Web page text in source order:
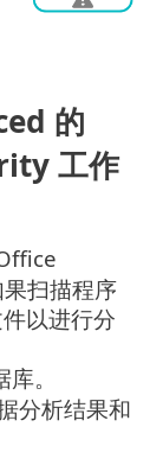
的
工作
扫描程序
以进行分
。
分析结果和